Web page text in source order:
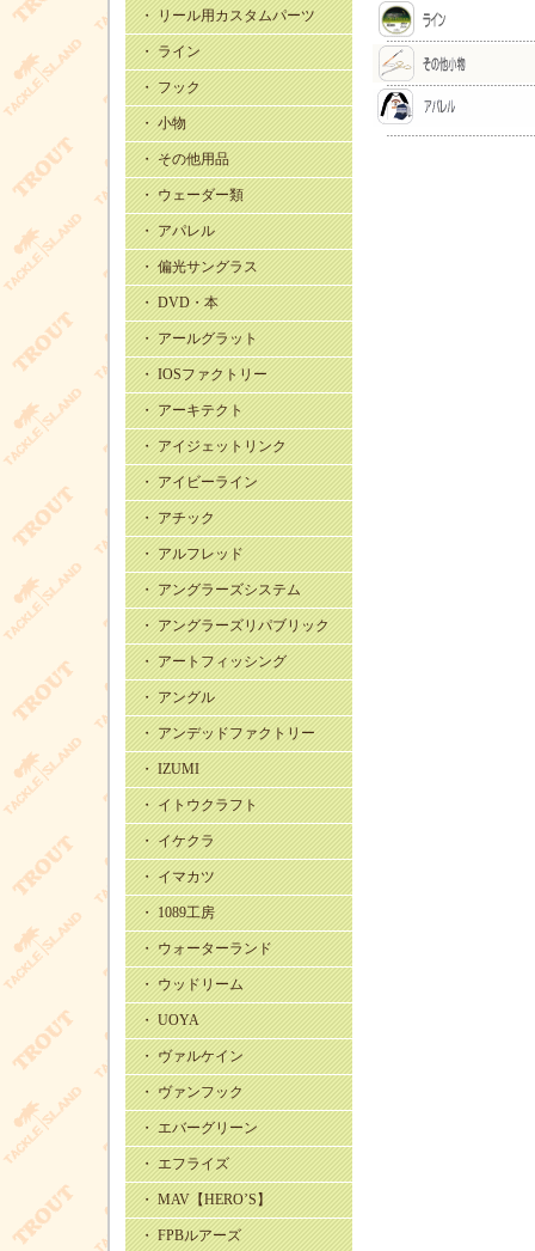
・ リール用カスタムパーツ
・ ライン
・ フック
・ 小物
・ その他用品
・ ウェーダー類
・ アパレル
・ 偏光サングラス
・ DVD・本
・ アールグラット
・ IOSファクトリー
・ アーキテクト
・ アイジェットリンク
・ アイビーライン
・ アチック
・ アルフレッド
・ アングラーズシステム
・ アングラーズリパブリック
・ アートフィッシング
・ アングル
・ アンデッドファクトリー
・ IZUMI
・ イトウクラフト
・ イケクラ
・ イマカツ
・ 1089工房
・ ウォーターランド
・ ウッドリーム
・ UOYA
・ ヴァルケイン
・ ヴァンフック
・ エバーグリーン
・ エフライズ
・ MAV【HERO’S】
・ FPBルアーズ